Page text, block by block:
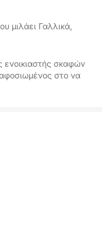
μιλάει Γαλλικά,
ενοικιαστής σκαφών
αφοσιωμένος στο να